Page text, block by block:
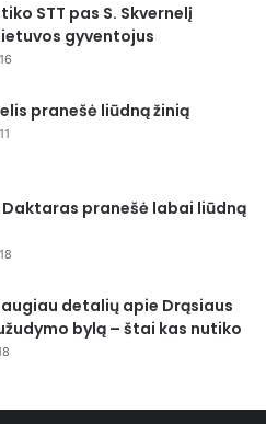
STT pas S. Skvernelį
gyventojus
pranešė liūdną žinią
Daktaras pranešė labai liūdną
detalių apie Drąsiaus
bylą – štai kas nutiko